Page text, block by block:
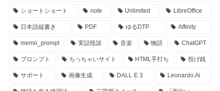
ショートショート note Unlimited LibreOffice
日本語縦書き PDF ゆるDTP Affinity
memo_prompt 実話怪談 音楽 物語 ChatGPT
プロンプト ちっちゃいサイト HTML手打ち 投げ銭
サポート 画像生成 DALL·E 3 Leonardo.Ai